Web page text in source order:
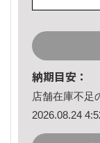
納期目安：
店舗在庫不足
2026.08.24